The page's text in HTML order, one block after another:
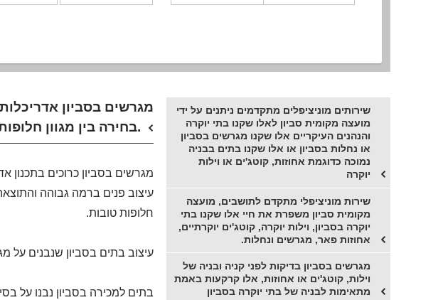
מגרשים בסביון
בחירה בין מגוון חלופות טובות.
מגרשים בסביון כרוכים בתכנון
עיצוב פנים ברמה גבוהה
חלופות טובות.
עיצוב בתים בסביון שנבנים על
בתים למכירה בסביון נבנו על
שירותים מוניציפלים מתקדמים ניתנים על ידי
מועצה מקומית סביון לאלו שקנו בתי יוקרה
והנהנים העיקריים אלו שקנו מגרשים בסביון
או נחלות בסביון או אלו שקנו בתים בבניה
נמוכה כדוגמת אחוזות, קוטג'ים או וילות
יוקרה
שירות מוניציפלי מתקדם לתושבים, מועצה
מקומית סביון משפרת את חיי אלו שקנו בתי
יוקרה בסביון, וילות יוקרה, קוטג'ים יוקרתיים,
אחוזות פאר, מגרשים ונחלות.
מגרשים בסביון בדיקות לפני קניה ובניה של
וילות, קוטג'ים או אחוזות, אלו קרקעות באמת
מתאימות לבניה של בתי יוקרה בסביון